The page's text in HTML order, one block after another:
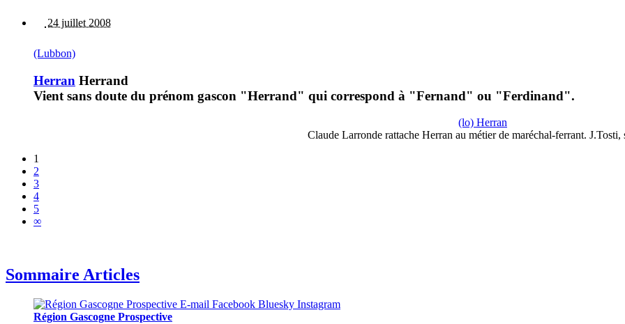
24 juillet 2008
(Lubbon)
Herran Herrand
Vient sans doute du prénom gascon "Herrand" qui correspond à "Fernand" ou "Ferdinand".
(lo) Herran
Claude Larronde rattache Herran au métier de maréchal-ferrant.
1
2
3
4
5
∞
Sommaire Articles
Région Gascogne Prospective